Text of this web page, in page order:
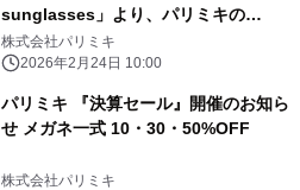
sunglasses」より、パリミキの
POWANTコラボモデルが登場。 2026
年3月6日（金）より発売開始
株式会社パリミキ
2026年2月24日 10:00
パリミキ 『決算セール』開催のお知ら
せ メガネ一式 10・30・50%OFF
株式会社パリミキ